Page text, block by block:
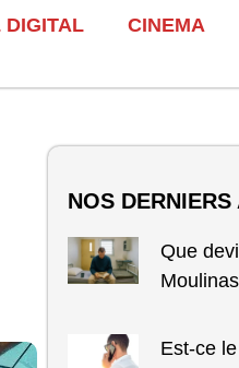
DIGITAL CINEMA
NOS
Que
Est-ce